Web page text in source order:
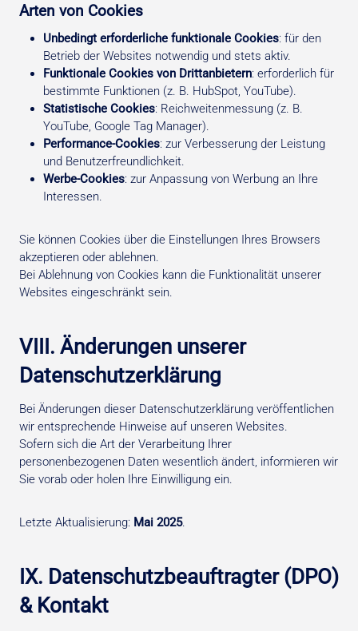
Arten von Cookies
Unbedingt erforderliche funktionale Cookies: für den
Betrieb der Websites notwendig und stets aktiv.
Funktionale Cookies von Drittanbietern: erforderlich für
bestimmte Funktionen (z. B. HubSpot, YouTube).
Statistische Cookies: Reichweitenmessung (z. B.
YouTube, Google Tag Manager).
Performance-Cookies: zur Verbesserung der Leistung
und Benutzerfreundlichkeit.
Werbe-Cookies: zur Anpassung von Werbung an Ihre
Interessen.
Sie können Cookies über die Einstellungen Ihres Browsers
akzeptieren oder ablehnen.
Bei Ablehnung von Cookies kann die Funktionalität unserer
Websites eingeschränkt sein.
VIII. Änderungen unserer
Datenschutzerklärung
Bei Änderungen dieser Datenschutzerklärung veröffentlichen
wir entsprechende Hinweise auf unseren Websites.
Sofern sich die Art der Verarbeitung Ihrer
personenbezogenen Daten wesentlich ändert, informieren wir
Sie vorab oder holen Ihre Einwilligung ein.
Letzte Aktualisierung: Mai 2025.
IX. Datenschutzbeauftragter (DPO)
& Kontakt